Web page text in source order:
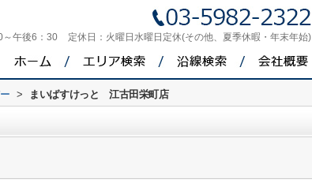
～午後6：30 定休日： 火曜日水曜日定休(その他、夏季休暇・年末年始)
> まいばすけっと 江古田栄町店